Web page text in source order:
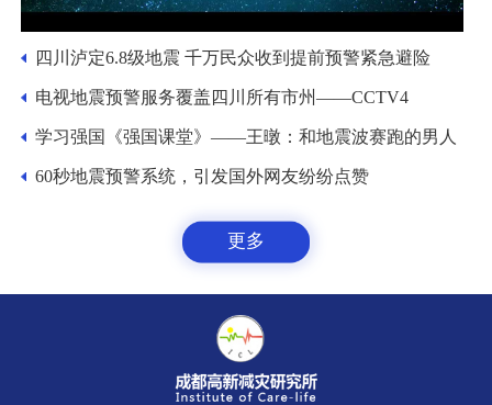
四川泸定6.8级地震 千万民众收到提前预警紧急避险
电视地震预警服务覆盖四川所有市州——CCTV4
学习强国《强国课堂》——王暾：和地震波赛跑的男人
60秒地震预警系统，引发国外网友纷纷点赞
更多